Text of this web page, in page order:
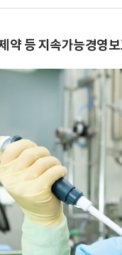
약 등 지속가능경영